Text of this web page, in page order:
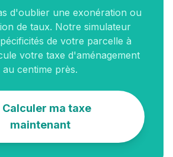
d'oublier une exonération ou
de taux. Notre simulateur
de votre parcelle à
votre taxe d'aménagement
au centime près.
Calculer ma taxe
maintenant